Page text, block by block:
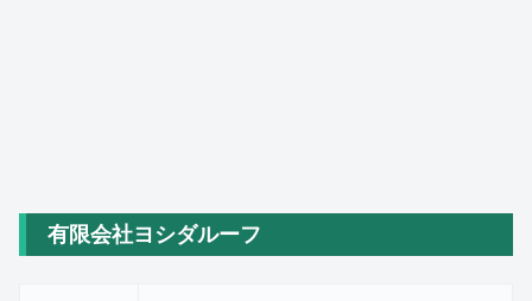
有限会社ヨシダルーフ